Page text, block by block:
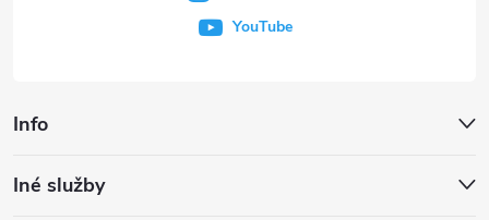
Info
Iné služby
YouTube